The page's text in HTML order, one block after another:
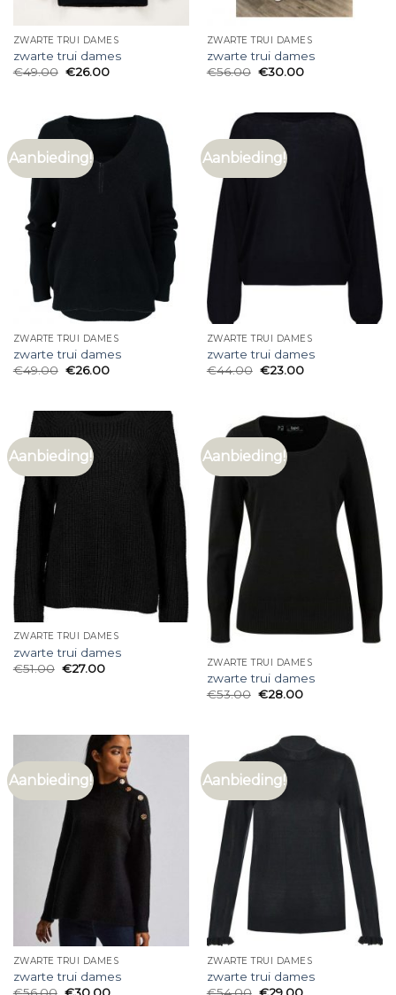
ZWARTE TRUI DAMES
zwarte trui dames
€49.00 €26.00
ZWARTE TRUI DAMES
zwarte trui dames
€56.00 €30.00
Aanbieding!
ZWARTE TRUI DAMES
zwarte trui dames
€49.00 €26.00
Aanbieding!
ZWARTE TRUI DAMES
zwarte trui dames
€44.00 €23.00
Aanbieding!
ZWARTE TRUI DAMES
zwarte trui dames
€51.00 €27.00
Aanbieding!
ZWARTE TRUI DAMES
zwarte trui dames
€53.00 €28.00
Aanbieding!
ZWARTE TRUI DAMES
zwarte trui dames
Aanbieding!
ZWARTE TRUI DAMES
zwarte trui dames